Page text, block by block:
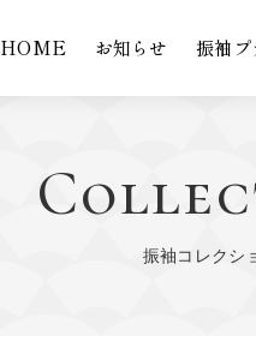
HOME お知らせ 振袖プ
振袖コレクシ